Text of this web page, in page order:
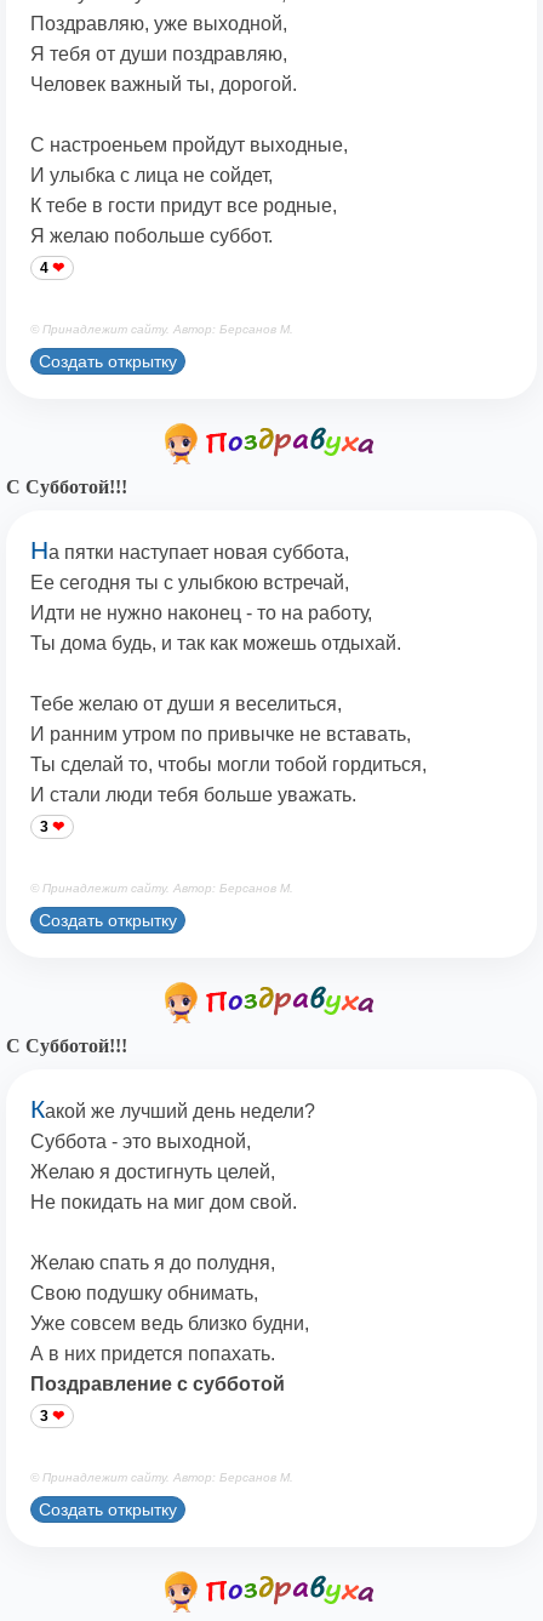
Поздравляю, уже выходной,
Я тебя от души поздравляю,
Человек важный ты, дорогой.
С настроеньем пройдут выходные,
И улыбка с лица не сойдет,
К тебе в гости придут все родные,
Я желаю побольше суббот.
4
© Принадлежит сайту. Автор: Берсанов М.
Создать открытку
С Субботой!!!
На пятки наступает новая суббота,
Ее сегодня ты с улыбкою встречай,
Идти не нужно наконец - то на работу,
Ты дома будь, и так как можешь отдыхай.
Тебе желаю от души я веселиться,
И ранним утром по привычке не вставать,
Ты сделай то, чтобы могли тобой гордиться,
И стали люди тебя больше уважать.
3
© Принадлежит сайту. Автор: Берсанов М.
Создать открытку
С Субботой!!!
Какой же лучший день недели?
Суббота - это выходной,
Желаю я достигнуть целей,
Не покидать на миг дом свой.
Желаю спать я до полудня,
Свою подушку обнимать,
Уже совсем ведь близко будни,
А в них придется попахать.
Поздравление с субботой
3
© Принадлежит сайту. Автор: Берсанов М.
Создать открытку